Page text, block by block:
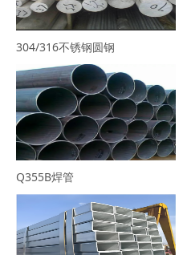
304/316不锈钢圆钢
Q355B焊管